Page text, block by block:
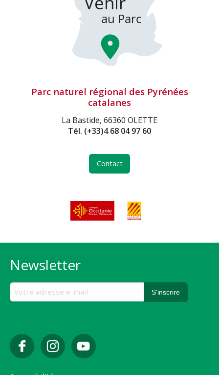
Parc naturel régional des Pyrénées
catalanes
La Bastide, 66360 OLETTE
Tél. (+33)4 68 04 97 60
Contact
Newsletter